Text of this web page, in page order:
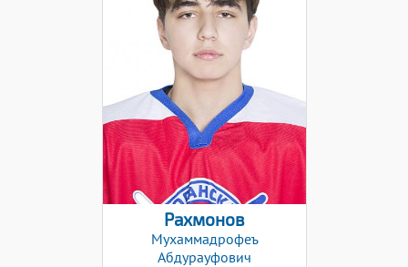
Дата заявки:
02.02.2021
Рахмонов
Мухаммадрофеъ
Абдурауфович